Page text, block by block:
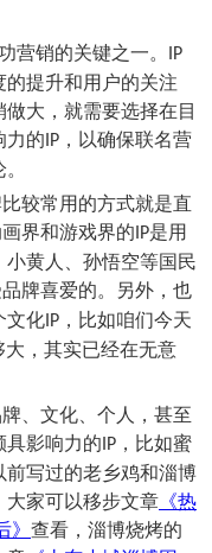
营销的关键之一。 IP
提升和用户的关注
大，就需要选择在目
力的 IP ，以确保联名营
较常用的方式就是直
画界和游戏界的 IP是用
黄人、孙悟空等国民
品牌喜爱的。另外，也
文化 IP ，比如咱们今天
大，其实已经在无意
、文化、个人，甚至
具影响力的 IP ，比如蜜
前写过的老乡鸡和淄博
大家可以移步文章 《热
查看，淄博烧烤的